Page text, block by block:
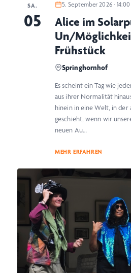
SA.
05
5. September 2026 ·
Alice im
Un/
Frühstück
Springhornhof
Es scheint ein Tag wie
aus ihrer Normalität
hinein in eine Welt, in der
geschieht, wenn wir
neuen Au…
MEHR ERFAHREN